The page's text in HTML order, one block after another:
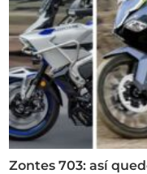
Zontes 703: así